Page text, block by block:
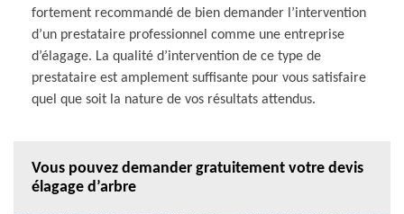
fortement recommandé de bien demander l’intervention
d’un prestataire professionnel comme une entreprise
d’élagage. La qualité d’intervention de ce type de
prestataire est amplement suffisante pour vous satisfaire
quel que soit la nature de vos résultats attendus.
Vous pouvez demander gratuitement votre devis
élagage d’arbre